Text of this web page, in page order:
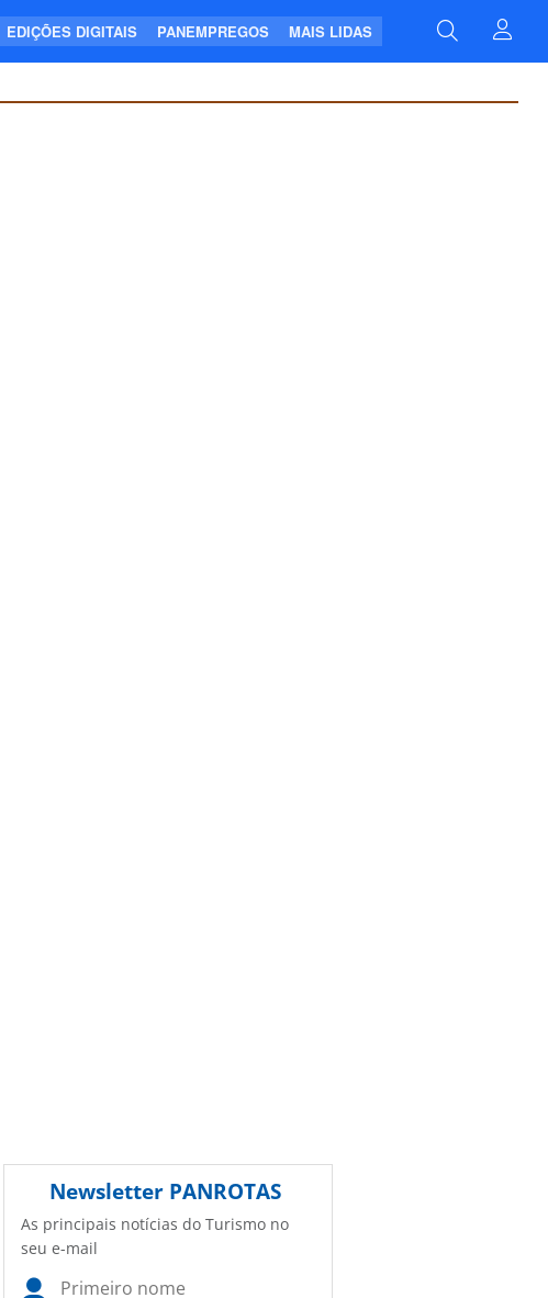
EDIÇÕES DIGITAIS PANEMPREGOS MAIS LIDAS
Newsletter PANROTAS
As principais notícias do Turismo no
seu e-mail